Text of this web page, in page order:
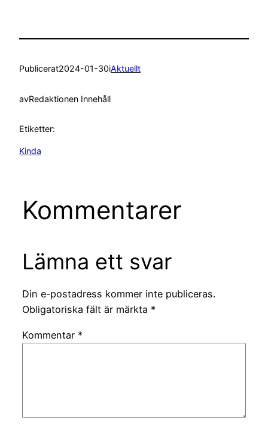
Publicerat2024-01-30iAktuellt
avRedaktionen Innehåll
Etiketter:
Kinda
Kommentarer
Lämna ett svar
Din e-postadress kommer inte publiceras.
Obligatoriska fält är märkta *
Kommentar *